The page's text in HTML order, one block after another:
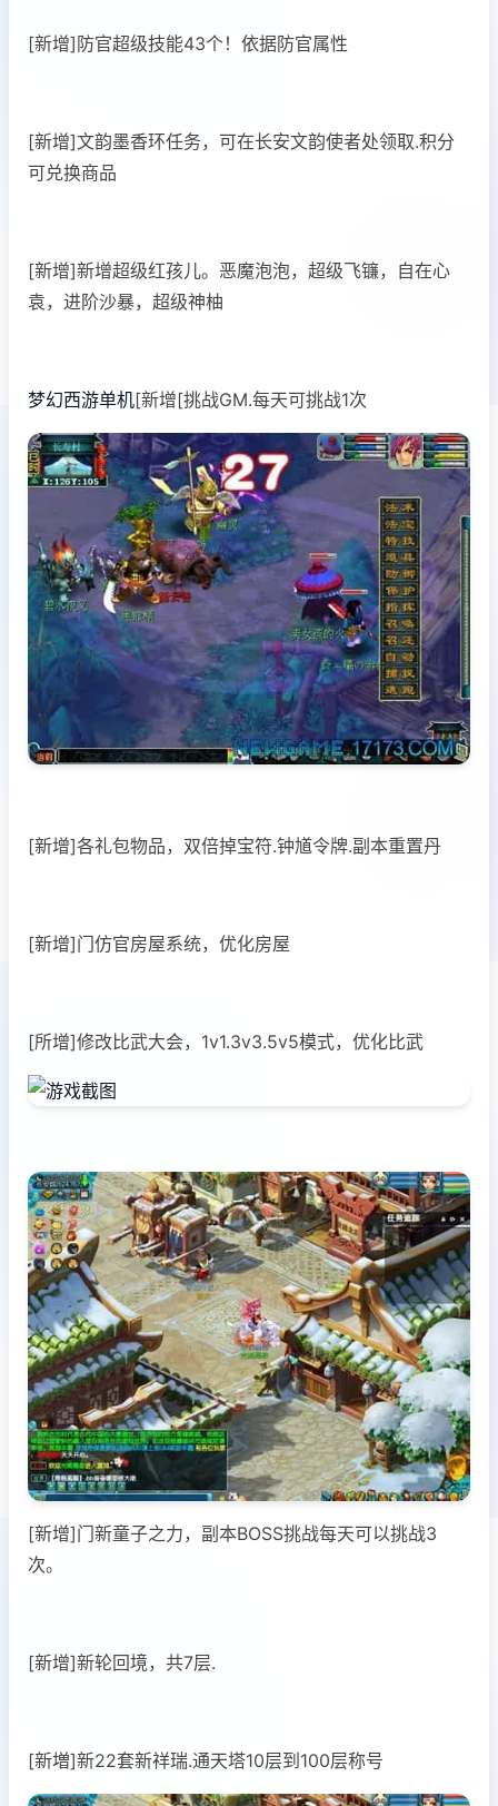
[新增]防官超级技能43个！依据防官属性
[新增]文韵墨香环任务，可在长安文韵使者处领取.积分
可兑换商品
[新增]新增超级红孩儿。恶魔泡泡，超级飞镰，自在心
袁，进阶沙暴，超级神柚
梦幻西游单机[新增[挑战GM.每天可挑战1次
[新增]各礼包物品，双倍掉宝符.钟馗令牌.副本重置丹
[新增]门仿官房屋系统，优化房屋
[所增]修改比武大会，1v1.3v3.5v5模式，优化比武
[新增]门新童子之力，副本BOSS挑战每天可以挑战3
次。
[新增]新轮回境，共7层.
[新増]新22套新祥瑞.通天塔10层到100层称号